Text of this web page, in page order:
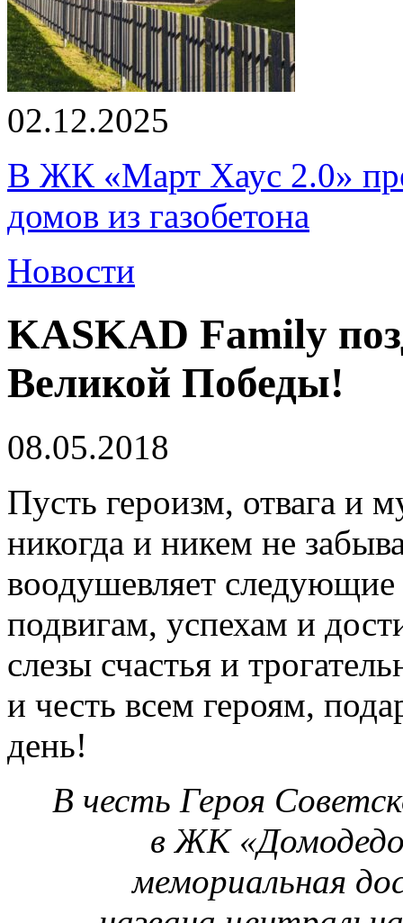
02.12.2025
В ЖК «Март Хаус 2.0»
домов из газобетона
Новости
KASKAD Family
Великой Победы!
08.05.2018
Пусть героизм, отвага и
никогда и никем не
воодушевляет
подвигам, успехам и
слезы счастья и
и честь всем героям,
день!
В честь Героя
в ЖК
мемориальная